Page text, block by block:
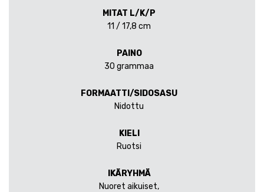
MITAT L/K/P
11 / 17,8 cm
PAINO
30 grammaa
FORMAATTI/SIDOSASU
Nidottu
KIELI
Ruotsi
IKÄRYHMÄ
Nuoret aikuiset,